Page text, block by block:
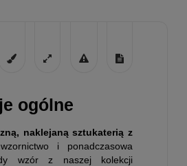
ogólne
naklejaną sztukaterią z
i ponadczasowa
wzór z naszej kolekcji